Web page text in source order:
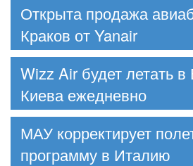
Открыта продажа
Краков от Yanair
Wizz Air будет летать
Киева ежедневно
МАУ корректирует
программу в Италию